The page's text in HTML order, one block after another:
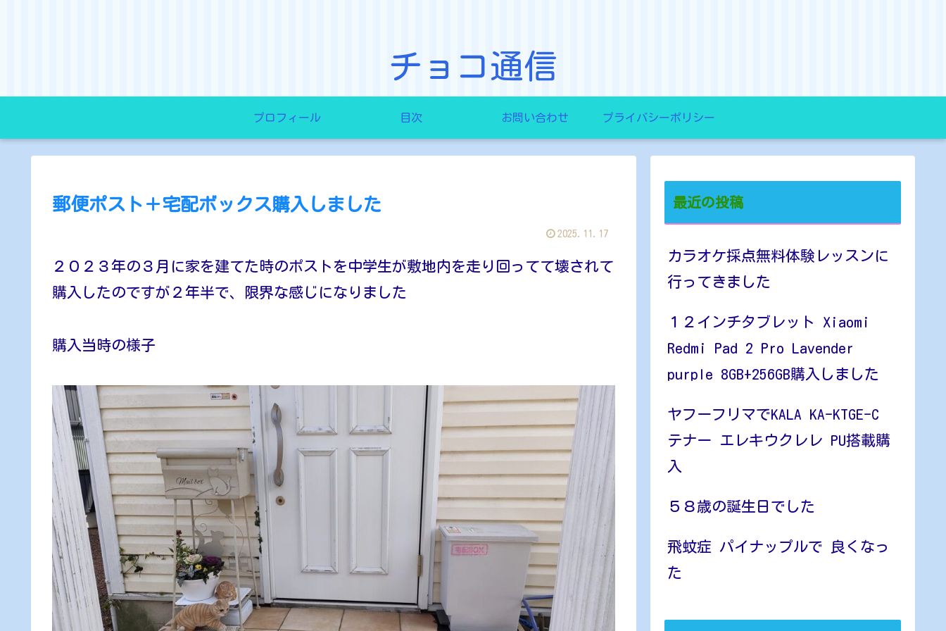
チョコ通信
プロフィール 目次 お問い合わせ プライバシーポリシー
郵便ポスト＋宅配ボックス購入しました
2025.11.17
２０２３年の３月に家を建てた時のポストを中学生が敷地内を走り回ってて壊されて
購入したのですが２年半で、限界な感じになりました
購入当時の様子
最近の投稿
カラオケ採点無料体験レッスンに
行ってきました
１２インチタブレット Xiaomi
Redmi Pad 2 Pro Lavender
purple 8GB+256GB購入しました
ヤフーフリマでKALA KA-KTGE-C
テナー エレキウクレレ PU搭載購
入
５８歳の誕生日でした
飛蚊症 パイナップルで 良くなっ
た